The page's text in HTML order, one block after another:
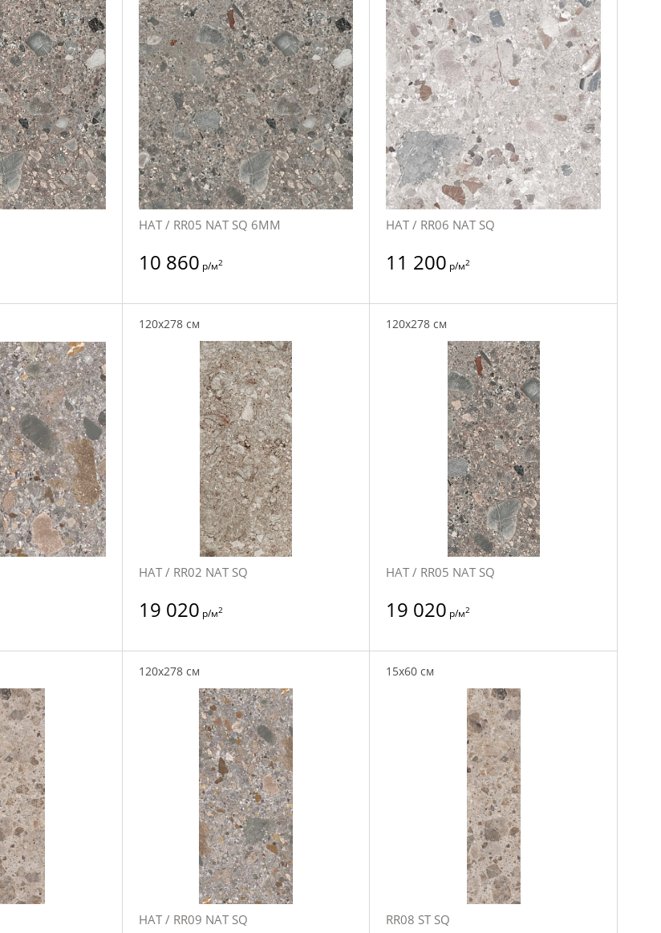
НАТ / RR05 NAT SQ 6MM
10 860 р/м2
НАТ / RR06 NAT SQ
11 200 р/м2
120x278 см
НАТ / RR02 NAT SQ
19 020 р/м2
120x278 см
НАТ / RR05 NAT SQ
19 020 р/м2
120x278 см
НАТ / RR09 NAT SQ
15x60 см
RR08 ST SQ